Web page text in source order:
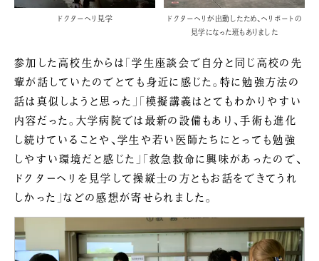
ドクターヘリ見学
ドクターヘリが出動したため、ヘリポートの
見学になった班もありました
参加した高校生からは「学生座談会で自分と同じ高校の先
輩が話していたのでとても身近に感じた。特に勉強方法の
話は真似しようと思った」「模擬講義はとてもわかりやすい
内容だった。大学病院では最新の設備もあり、手術も進化
し続けていることや、学生や若い医師たちにとっても勉強
しやすい環境だと感じた」「救急救命に興味があったので、
ドクターヘリを見学して操縦士の方ともお話をできてうれ
しかった」などの感想が寄せられました。